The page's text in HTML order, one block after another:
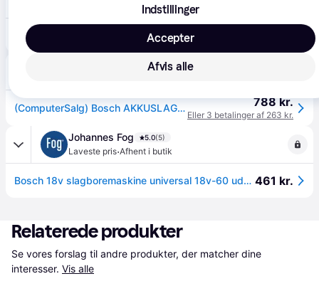
1-2 dage
4.5(1861)
(ComputerSalg) Bosch AKKUSLAGBOREMASKINE UNIV 18V-60 SOLO - SOLO 788 kr.
Eller 3 betalinger af 263 kr.
Johannes Fog 5.0(5)
Laveste pris·Afhent i butik
Bosch 18v slagboremaskine universal 18v-60 uden batteri 461 kr.
Relaterede produkter
Se vores forslag til andre produkter, der matcher dine
interesser. Vis alle
Indstillinger
Afvis alle
Accepter